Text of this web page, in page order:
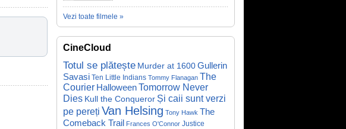
Vezi toate filmele »
CineCloud
Totul se plătește Murder at 1600Gullerin
Savasi Ten Little Indians Tommy Flanagan The
Courier HalloweenTomorrow Never
Dies Kull the Conqueror Și caii sunt verzi
pe pereți Van Helsing Tony Hawk The
Comeback Trail Frances O'Connor Justice